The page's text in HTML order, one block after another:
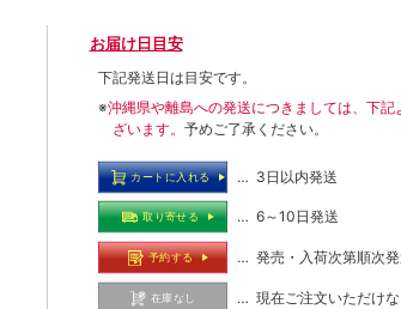
お届け日目安
下記発送日は目安です。
※沖縄県や離島への発送につきましては、下
ざいます。 予めご了承ください。
カートに入れる … 3日以内発送
取り寄せる … 6～10日発送
予約する … 発売・入荷次第順次発
在庫なし … 現在ご注文いただけ